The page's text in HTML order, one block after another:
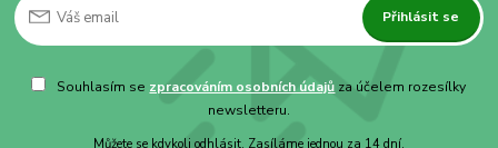
Přihlásit se
Souhlasím se zpracováním osobních údajů za účelem rozesílky
newsletteru.
Můžete se kdykoli odhlásit. Zasíláme jednou za 14 dní.